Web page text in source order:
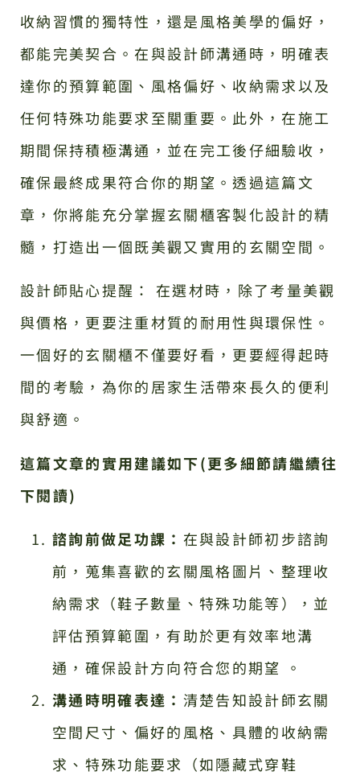
收納習慣的獨特性，還是風格美學的偏好，
都能完美契合。在與設計師溝通時，明確表
達你的預算範圍、風格偏好、收納需求以及
任何特殊功能要求至關重要。此外，在施工
期間保持積極溝通，並在完工後仔細驗收，
確保最終成果符合你的期望。透過這篇文
章，你將能充分掌握玄關櫃客製化設計的精
髓，打造出一個既美觀又實用的玄關空間。
設計師貼心提醒： 在選材時，除了考量美觀
與價格，更要注重材質的耐用性與環保性。
一個好的玄關櫃不僅要好看，更要經得起時
間的考驗，為你的居家生活帶來長久的便利
與舒適。
這篇文章的實用建議如下(更多細節請繼續往
下閱讀)
諮詢前做足功課： 在與設計師初步諮詢
前，蒐集喜歡的玄關風格圖片、整理收
納需求（鞋子數量、特殊功能等），並
評估預算範圍，有助於更有效率地溝
通，確保設計方向符合您的期望 。
溝通時明確表達： 清楚告知設計師玄關
空間尺寸、偏好的風格、具體的收納需
求、特殊功能要求（如隱藏式穿鞋